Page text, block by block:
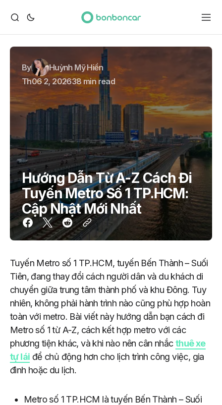
By
Huỳnh Mỹ Hiền
Th06 2, 202638 min read
Hướng Dẫn Từ A-Z Cách Đi
Tuyến Metro Số 1 TP.HCM:
Cập Nhật Mới Nhất
Tuyến Metro số 1 TP.HCM, tuyến Bến Thành – Suối
Tiên, đang thay đổi cách người dân và du khách di
chuyển giữa trung tâm thành phố và khu Đông. Tuy
nhiên, không phải hành trình nào cũng phù hợp hoàn
toàn với metro. Bài viết này hướng dẫn bạn cách đi
Metro số 1 từ A-Z, cách kết hợp metro với các
phương tiện khác, và khi nào nên cân nhắcthuê xe
tự lái để chủ động hơn cho lịch trình công việc, gia
đình hoặc du lịch.
Metro số 1 TP.HCM là tuyến Bến Thành – Suối